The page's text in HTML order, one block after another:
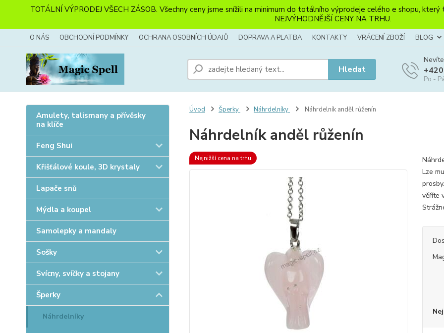
TOTÁLNÍ VÝPRODEJ VŠECH ZÁSOB. Všechny ceny jsme snížili na minimum do totálního výprodeje celého e shopu,
NEJVÝHODNĚJŠÍ CENY NA TRHU.
O NÁS OBCHODNÍ PODMÍNKY OCHRANA OSOBNÍCH ÚDAJŮ DOPRAVA A PLATBA KONTAKTY VRÁCENÍ ZBOŽÍ BLOG
Hledat
Po -
Amulety, talismany a přívěsky
na klíče
Feng Shui
Křišťálové koule, 3D krystaly
Lapače snů
Mýdla a koupel
Samolepky a mandaly
Sošky
Svícny, svíčky a stojany
Šperky
Náhrdelníky
Úvod Šperky Náhrdelníky Náhrdelník anděl růženín
Náhrdelník anděl růženín
Nejnižší cena na trhu
Lze
věříte